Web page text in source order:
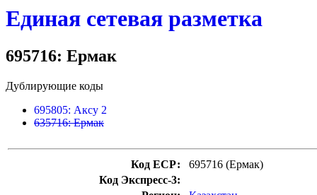
Единая сетевая разметка
695716: Ермак
Дублирующие коды
695805: Аксу 2
635716: Ермак
Код ЕСР:
695716 (Ермак)
Код Экспресс-3: